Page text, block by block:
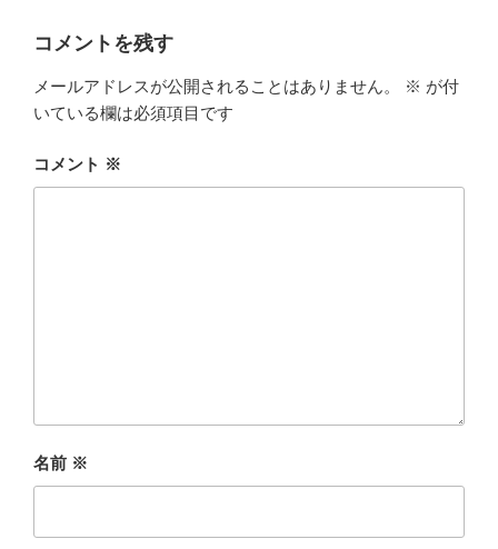
コメントを残す
メールアドレスが公開されることはありません。 ※ が付
いている欄は必須項目です
コメント ※
名前 ※